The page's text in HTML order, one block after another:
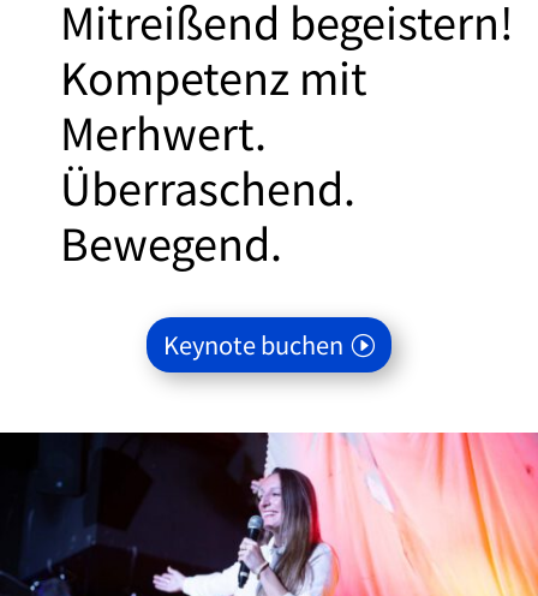
Mitreißend begeistern!
Kompetenz mit
Merhwert.
Überraschend.
Bewegend.
Keynote buchen